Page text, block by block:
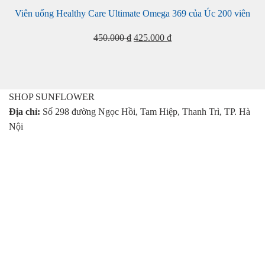
Viên uống Healthy Care Ultimate Omega 369 của Úc 200 viên
450.000₫ Giá
425.000 ₫Giá
SHOP SUNFLOWER
Địa chỉ: Số 298 đường Ngọc Hồi, Tam Hiệp, Thanh Trì, TP. Hà
Nội